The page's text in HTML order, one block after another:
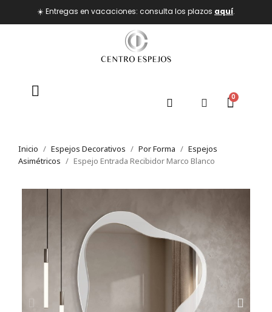
☀️ Entregas en vacaciones: consulta los plazos aquí.
Inicio Espejos Decorativos Por Forma
Espejos
Asimétricos
Espejo Entrada Recibidor Marco Blanco